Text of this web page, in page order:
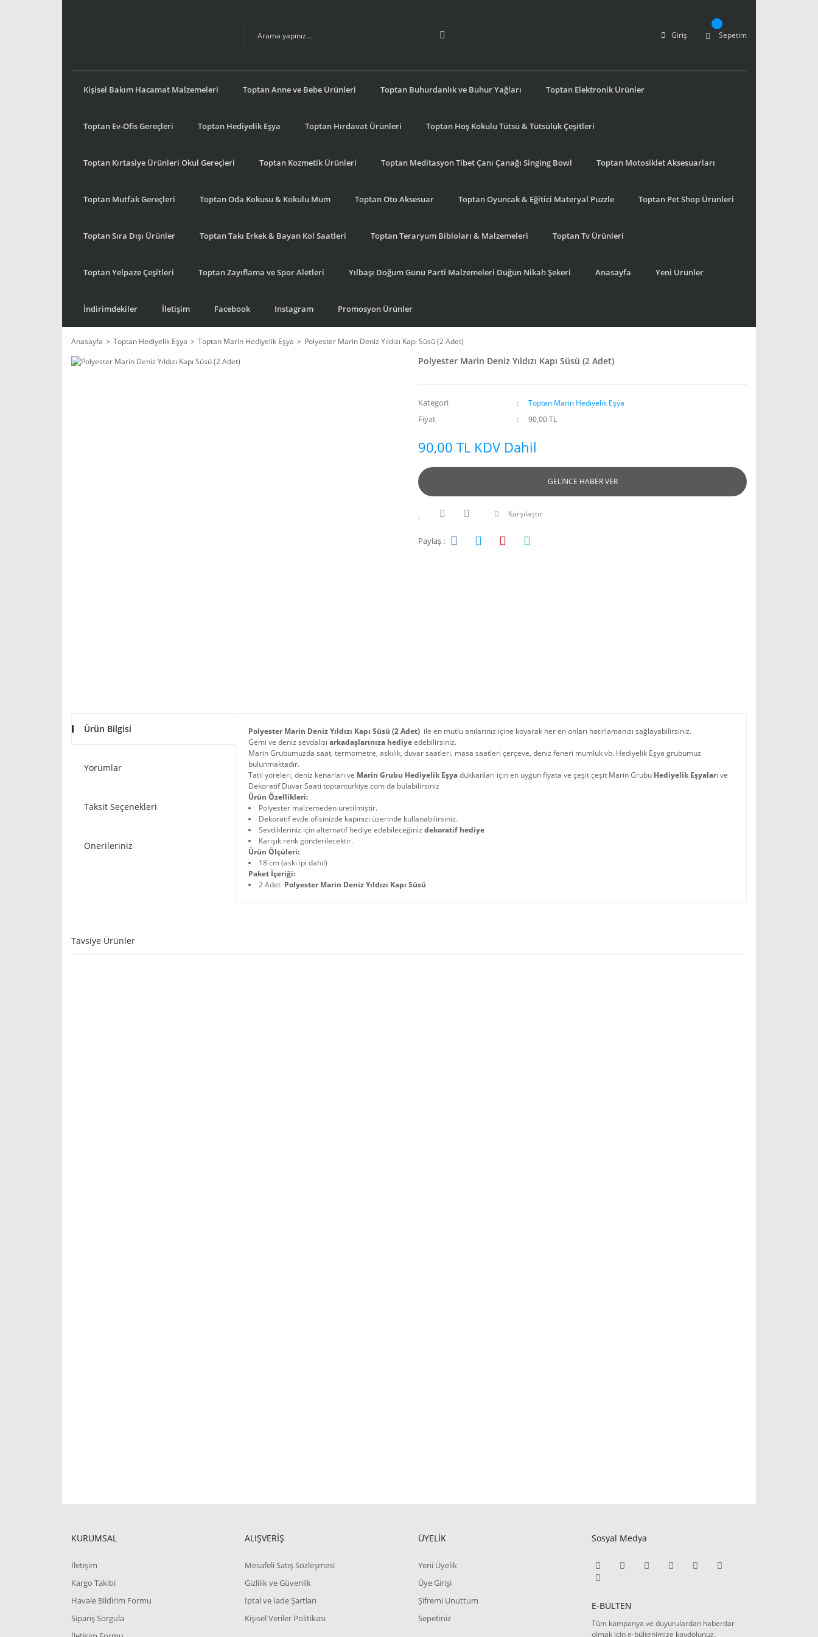
Giriş Sepetim
Kişisel Bakım Hacamat Malzemeleri Toptan Anne ve Bebe Ürünleri Toptan Buhurdanlık ve Buhur Yağları Toptan Elektronik Ürünler
Toptan Ev-Ofis Gereçleri Toptan Hediyelik Eşya Toptan Hırdavat Ürünleri Toptan Hoş Kokulu Tütsü & Tütsülük Çeşitleri
Toptan Kırtasiye Ürünleri Okul Gereçleri Toptan Kozmetik Ürünleri Toptan Meditasyon Tibet Çanı Çanağı Singing Bowl Toptan Motosiklet Aksesuarları
Toptan Mutfak Gereçleri Toptan Oda Kokusu & Kokulu Mum Toptan Oto Aksesuar Toptan Oyuncak & Eğitici Materyal Puzzle Toptan Pet Shop Ürünleri
Toptan Sıra Dışı Ürünler Toptan Takı Erkek & Bayan Kol Saatleri Toptan Teraryum Bibloları & Malzemeleri Toptan Tv Ürünleri
Toptan Yelpaze Çeşitleri Toptan Zayıflama ve Spor Aletleri Yılbaşı Doğum Günü Parti Malzemeleri Düğün Nikah Şekeri Anasayfa Yeni Ürünler
İndirimdekiler İletişim Facebook Instagram Promosyon Ürünler
Anasayfa Toptan Hediyelik Eşya Toptan Marin Hediyelik Eşya Polyester Marin Deniz Yıldızı Kapı Süsü (2 Adet)
Polyester Marin Deniz Yıldızı Kapı Süsü (2 Adet)
Kategori Toptan Marin Hediyelik Eşya
Fiyat 90,00 TL
90,00 TL KDV Dahil
GELİNCE HABER VER
Karşılaştır
Paylaş :
Ürün Bilgisi
Yorumlar
Taksit Seçenekleri
Önerileriniz
Polyester Marin Deniz Yıldızı Kapı Süsü (2 Adet) ile en mutlu anılarınız içine koyarak her en onları hatırlamanızı sağlayabilirsiniz.
Gemi ve deniz sevdalısı arkadaşlarınıza hediyeedebilirsiniz.
Marin Grubumuzda saat, termometre, askılık, duvar saatleri, masa saatleri çerçeve, deniz feneri mumluk vb. Hediyelik Eşya grubumuz
bulunmaktadır.
Tatil yöreleri, deniz kenarları ve Marin Grubu Hediyelik Eşyadükkanları için en uygun fiyata ve çeşit çeşit Marin Grubu Hediyelik Eşyaları ve
Dekoratif Duvar Saati toptanturkiye.com da bulabilirsiniz
Ürün Özellikleri:
Polyester malzemeden üretilmiştir.
Dekoratif evde ofisinizde kapınızı üzerinde kullanabilirsiniz.
Sevdikleriniz için alternatif hediye edebileceğiniz dekoratif hediye
Karışık renk gönderilecektir.
Ürün Ölçüleri:
18 cm (askı ipi dahil)
Paket İçeriği:
2 Adet Polyester Marin Deniz Yıldızı Kapı Süsü
Tavsiye Ürünler
KURUMSAL
İletişim
Kargo Takibi
Havale Bildirim Formu
Sipariş Sorgula
ALIŞVERİŞ
Mesafeli Satış Sözleşmesi
Gizlilik ve Güvenlik
İptal ve İade Şartları
Kişisel Veriler Politikası
ÜYELİK
Yeni Üyelik
Üye Girişi
Şifremi Unuttum
Sepetiniz
Sosyal Medya
E-BÜLTEN
Tüm kampanya ve duyurulardan haberdar
olmak için e-bültenimize kaydolunuz.